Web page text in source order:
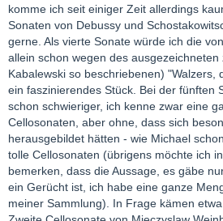
komme ich seit einiger Zeit allerdings
Sonaten von Debussy und
gerne. Als vierte Sonate würde ich die
allein schon wegen des
Kabalewski so beschriebenen) "Walzers,
ein faszinierendes Stück. Bei der fünften
schon schwieriger, ich kenne zwar eine
Cellosonaten, aber ohne, dass sich
herausgebildet hätten - wie Michael
tolle Cellosonaten (übrigens möchte ich
bemerken, dass die Aussage, es gäbe
ein Gerücht ist, ich habe eine ganze
meiner Sammlung). In Frage kämen